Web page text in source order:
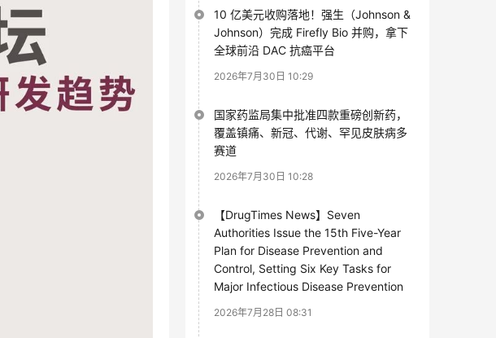
10 亿美元收购落地！强生（Johnson &
Johnson）完成 Firefly Bio 并购，拿下
全球前沿 DAC 抗癌平台
2026年7月30日 10:29
国家药监局集中批准四款重磅创新药，
覆盖镇痛、新冠、代谢、罕见皮肤病多
赛道
2026年7月30日 10:28
【DrugTimes News】Seven
Authorities Issue the 15th Five-Year
Plan for Disease Prevention and
Control, Setting Six Key Tasks for
Major Infectious Disease Prevention
2026年7月28日 08:31